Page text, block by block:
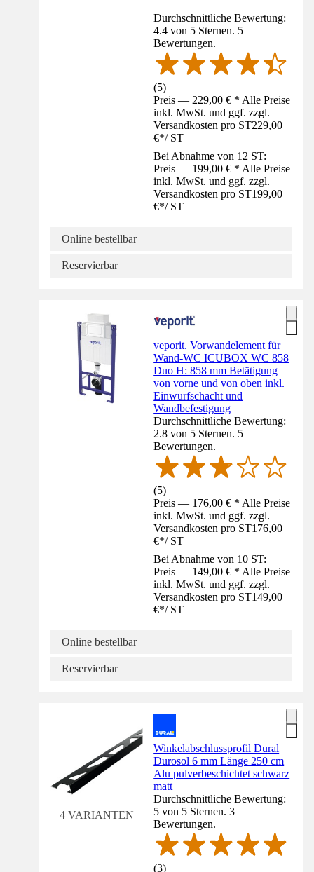
Durchschnittliche Bewertung:
4.4 von 5 Sternen. 5
Bewertungen.
(5)
Preis — 229,00 € * Alle Preise
inkl. MwSt. und ggf. zzgl.
Versandkosten pro ST229,00
€*/ ST
Bei Abnahme von 12 ST:
Preis — 199,00 € * Alle Preise
inkl. MwSt. und ggf. zzgl.
Versandkosten pro ST199,00
€*/ ST
Online bestellbar
Reservierbar
veporit. Vorwandelement für
Wand-WC ICUBOX WC 858
Duo H: 858 mm Betätigung
von vorne und von oben inkl.
Einwurfschacht und
Wandbefestigung
Durchschnittliche Bewertung:
2.8 von 5 Sternen. 5
Bewertungen.
(5)
Preis — 176,00 € * Alle Preise
inkl. MwSt. und ggf. zzgl.
Versandkosten pro ST176,00
€*/ ST
Bei Abnahme von 10 ST:
Preis — 149,00 € * Alle Preise
inkl. MwSt. und ggf. zzgl.
Versandkosten pro ST149,00
€*/ ST
Online bestellbar
Reservierbar
4 VARIANTEN
Winkelabschlussprofil Dural
Durosol 6 mm Länge 250 cm
Alu pulverbeschichtet schwarz
matt
Durchschnittliche Bewertung:
5 von 5 Sternen. 3
Bewertungen.
(3)